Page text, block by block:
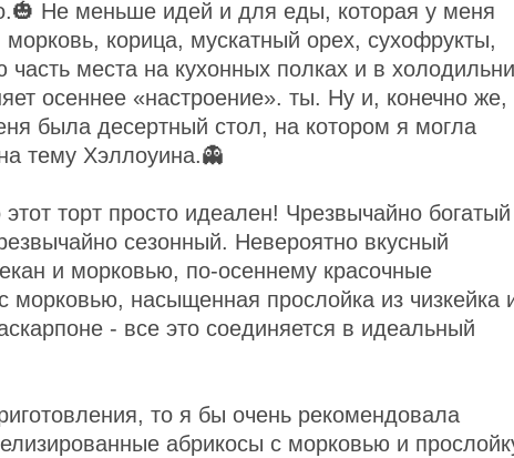
Не меньше идей и для еды, которая у меня
корица, мускатный орех, сухофрукты,
места на кухонных полках и в
осеннее «настроение». ты. Ну и, конечно же,
была десертный стол, на котором я могла
тему Хэллоуина.👻
торт просто идеален! Чрезвычайно богатый
сезонный. Невероятно вкусный
и морковью, по-осеннему красочные
морковью, насыщенная прослойка из чизкейка
- все это соединяется в идеальный
то я бы очень рекомендовала
абрикосы с морковью и